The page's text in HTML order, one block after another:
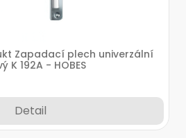
Zapadací plech univerzální
K 192A - HOBES
Detail